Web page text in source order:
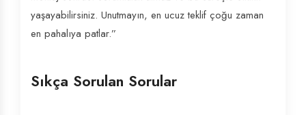
yaşayabilirsiniz. Unutmayın, en ucuz teklif çoğu zaman
en pahalıya patlar.”
Sıkça Sorulan Sorular